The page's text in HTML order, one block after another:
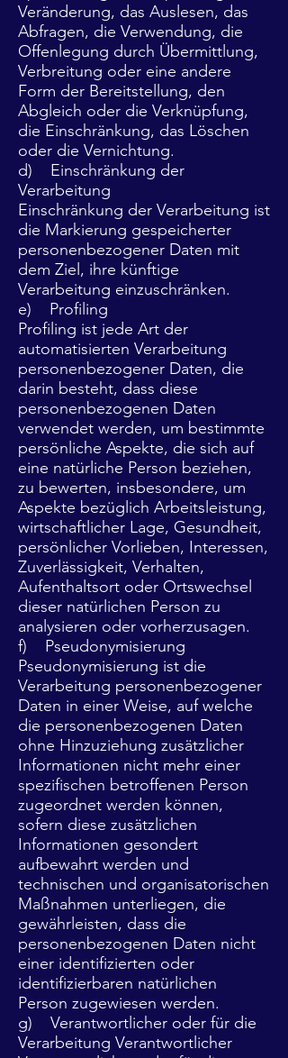
Veränderung, das Auslesen, das
Abfragen, die Verwendung, die
Offenlegung durch Übermittlung,
Verbreitung oder eine andere
Form der Bereitstellung, den
Abgleich oder die Verknüpfung,
die Einschränkung, das Löschen
oder die Vernichtung.
d) Einschränkung der
Verarbeitung
Einschränkung der Verarbeitung ist
die Markierung gespeicherter
personenbezogener Daten mit
dem Ziel, ihre künftige
Verarbeitung einzuschränken.
e) Profiling
Profiling ist jede Art der
automatisierten Verarbeitung
personenbezogener Daten, die
darin besteht, dass diese
personenbezogenen Daten
verwendet werden, um bestimmte
persönliche Aspekte, die sich auf
eine natürliche Person beziehen,
zu bewerten, insbesondere, um
Aspekte bezüglich Arbeitsleistung,
wirtschaftlicher Lage, Gesundheit,
persönlicher Vorlieben, Interessen,
Zuverlässigkeit, Verhalten,
Aufenthaltsort oder Ortswechsel
dieser natürlichen Person zu
analysieren oder vorherzusagen.
f) Pseudonymisierung
Pseudonymisierung ist die
Verarbeitung personenbezogener
Daten in einer Weise, auf welche
die personenbezogenen Daten
ohne Hinzuziehung zusätzlicher
Informationen nicht mehr einer
spezifischen betroffenen Person
zugeordnet werden können,
sofern diese zusätzlichen
Informationen gesondert
aufbewahrt werden und
technischen und organisatorischen
Maßnahmen unterliegen, die
gewährleisten, dass die
personenbezogenen Daten nicht
einer identifizierten oder
identifizierbaren natürlichen
Person zugewiesen werden.
g) Verantwortlicher oder für die
Verarbeitung Verantwortlicher